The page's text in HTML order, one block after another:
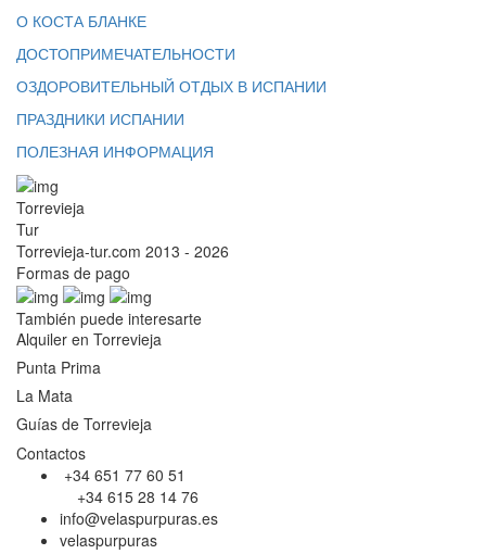
О КОСТА БЛАНКЕ
ДОСТОПРИМЕЧАТЕЛЬНОСТИ
ОЗДОРОВИТЕЛЬНЫЙ ОТДЫХ В ИСПАНИИ
ПРАЗДНИКИ ИСПАНИИ
ПОЛЕЗНАЯ ИНФОРМАЦИЯ
Torrevieja
Tur
Torrevieja-tur.com 2013 - 2026
Formas de pago
También puede interesarte
Alquiler en Torrevieja
Punta Prima
La Mata
Guías de Torrevieja
Contactos
+34 651 77 60 51
+34 615 28 14 76
info@velaspurpuras.es
velaspurpuras